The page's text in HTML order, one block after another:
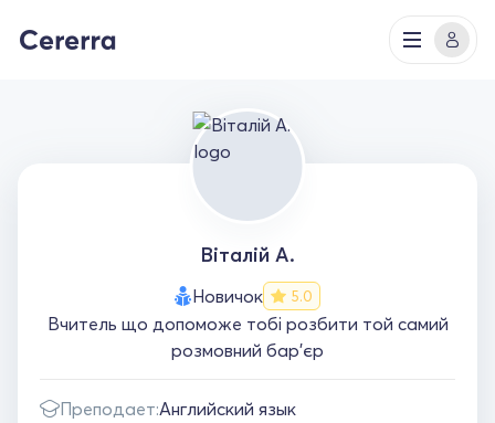
Вiталій А.
Новичок 5.0
Вчитель що допоможе тобі розбити той самий
розмовний бар'єр
Преподает:Английский язык